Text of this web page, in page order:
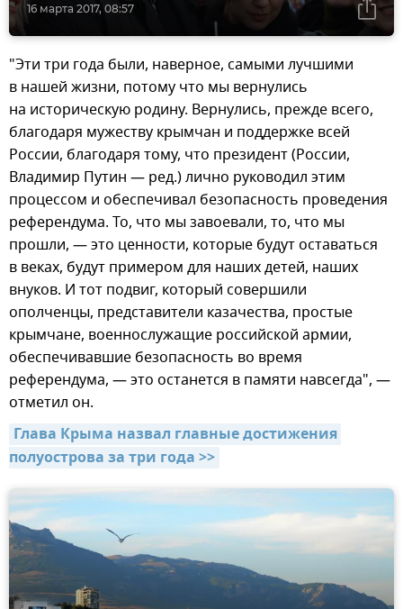
16 марта 2017, 08:57
"Эти три года были, наверное, самыми лучшими
в нашей жизни, потому что мы вернулись
на историческую родину. Вернулись, прежде всего,
благодаря мужеству крымчан и поддержке всей
России, благодаря тому, что президент (России,
Владимир Путин — ред.) лично руководил этим
процессом и обеспечивал безопасность проведения
референдума. То, что мы завоевали, то, что мы
прошли, — это ценности, которые будут оставаться
в веках, будут примером для наших детей, наших
внуков. И тот подвиг, который совершили
ополченцы, представители казачества, простые
крымчане, военнослужащие российской армии,
обеспечивавшие безопасность во время
референдума, — это останется в памяти навсегда", —
отметил он.
Глава Крыма назвал главные достижения
полуострова за три года >>